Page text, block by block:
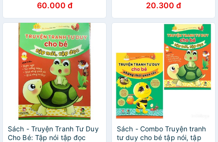
60.000 đ
mượt ( bìa mềm )
20.300 đ
Sách - Truyện Tranh Tư Duy
Cho Bé: Tập nói tập đọc
Sách - Combo Truyện tranh
tư duy cho bé tập nói, tập